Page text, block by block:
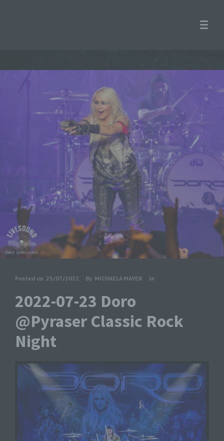
Posted on 25/07/2022 By MICHAELA MAYER In
2022-07-23 Doro
@Pyraser Classic Rock
Night